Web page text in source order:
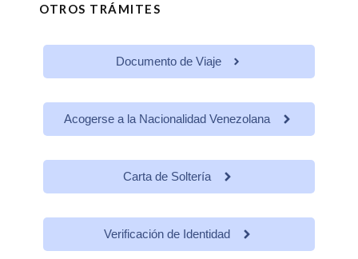
OTROS TRÁMITES
Documento de Viaje
Acogerse a la Nacionalidad Venezolana
Carta de Soltería
Verificación de Identidad